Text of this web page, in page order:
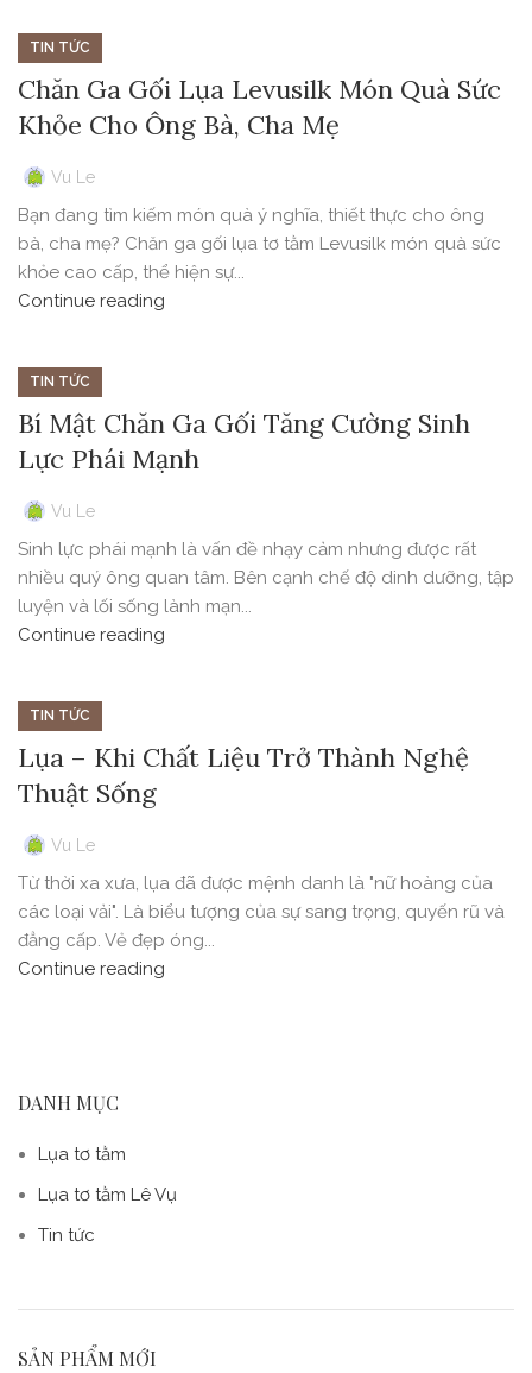
TIN TỨC
Chăn Ga Gối Lụa Levusilk Món Quà Sức
Khỏe Cho Ông Bà, Cha Mẹ
Vu Le
Bạn đang tìm kiếm món quà ý nghĩa, thiết thực cho ông
bà, cha mẹ? Chăn ga gối lụa tơ tằm Levusilk món quà sức
khỏe cao cấp, thể hiện sự...
Continue reading
TIN TỨC
Bí Mật Chăn Ga Gối Tăng Cường Sinh
Lực Phái Mạnh
Vu Le
Sinh lực phái mạnh là vấn đề nhạy cảm nhưng được rất
nhiều quý ông quan tâm. Bên cạnh chế độ dinh dưỡng, tập
luyện và lối sống lành mạn...
Continue reading
TIN TỨC
Lụa – Khi Chất Liệu Trở Thành Nghệ
Thuật Sống
Vu Le
Từ thời xa xưa, lụa đã được mệnh danh là "nữ hoàng của
các loại vải". Là biểu tượng của sự sang trọng, quyến rũ và
đẳng cấp. Vẻ đẹp óng...
Continue reading
DANH MỤC
Lụa tơ tằm
Lụa tơ tằm Lê Vụ
Tin tức
SẢN PHẨM MỚI